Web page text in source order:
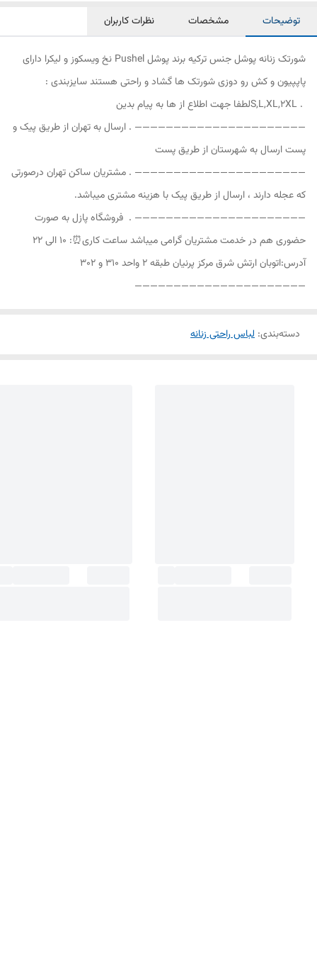
توضیحات مشخصات نظرات کاربران
شورتک زنانه پوشل جنس ترکیه برند پوشل Pushel نخ ویسکوز و لیکرا دارای
پاپپیون و کش رو دوزی شورتک ها گشاد و راحتی هستند سایزبندی :
S,L,XL,2XL . ‎لطفا جهت اطلاع از ها به پیام بدین
—————————————————————— . ‎ارسال به تهران از طریق پیک و
پست ‎ارسال به شهرستان از طریق پست
—————————————————————— . ‎مشتریان ساکن تهران درصورتی
که عجله دارند ، ارسال از طریق پیک با هزینه مشتری میباشد.
—————————————————————— . ‎ فروشگاه پازل ‎به صورت
حضوری هم در خدمت مشتریان گرامی ‎میباشد ‎ساعت کاری⏰: ۱۰ الی ۲۲
‎آدرس:اتوبان ارتش شرق مرکز پرنیان طبقه ۲ واحد ۳۱۰ و ۳۰۲
——————————————————————
دسته‌بندی: لباس راحتی زنانه